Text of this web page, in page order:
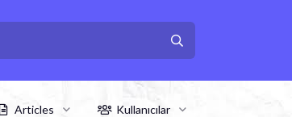
Articles Kullanıcılar